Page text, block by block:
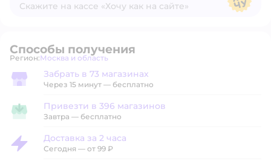
Скажите на кассе «Хочу как на сайте»
Способы получения
Регион: Выбор адреса доставки.
Москва и область
Забрать в магазине
Забрать в 73 магазинах
Через 15 минут — бесплатно
Привезти в магазин
Привезти в 396 магазинов
Завтра — бесплатно
Доставка за 2 часа
Доставка за 2 часа
Сегодня — от 99 ₽